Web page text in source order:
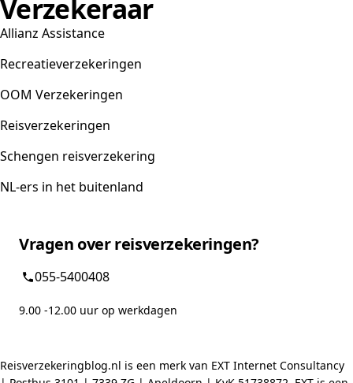
Verzekeraar
Allianz Assistance
Recreatieverzekeringen
OOM Verzekeringen
Reisverzekeringen
Schengen reisverzekering
NL-ers in het buitenland
Vragen over reisverzekeringen?
055-5400408
9.00 -12.00 uur op werkdagen
Reisverzekeringblog.nl is een merk van EXT Internet Consultancy